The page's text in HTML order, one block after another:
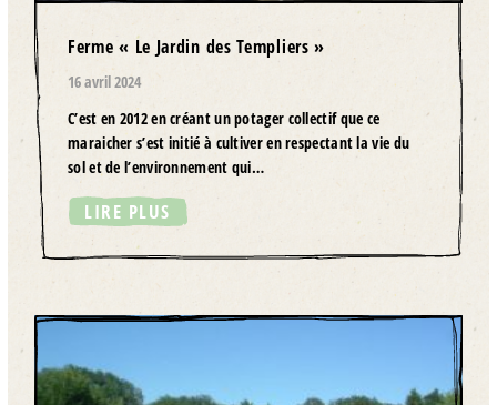
Ferme « Le Jardin des Templiers »
16 avril 2024
C’est en 2012 en créant un potager collectif que ce
maraicher s’est initié à cultiver en respectant la vie du
sol et de l’environnement qui…
LIRE PLUS